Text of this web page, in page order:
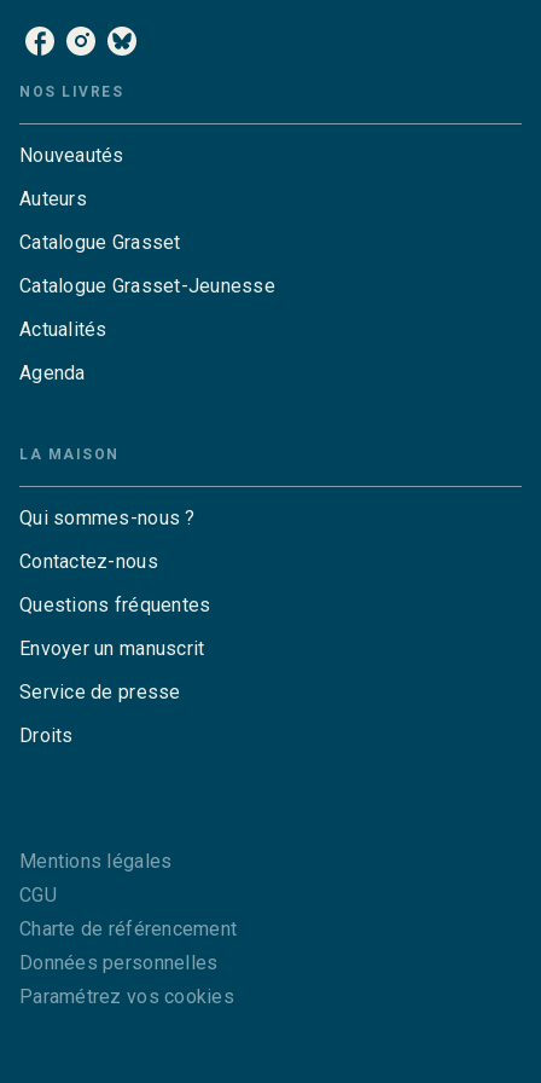
NOS LIVRES
Nouveautés
Auteurs
Catalogue Grasset
Catalogue Grasset-Jeunesse
Actualités
Agenda
LA MAISON
Qui sommes-nous ?
Contactez-nous
Questions fréquentes
Envoyer un manuscrit
Service de presse
Droits
Mentions légales
CGU
Charte de référencement
Données personnelles
Paramétrez vos cookies